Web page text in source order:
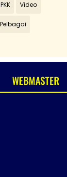
Video
Pelbagai
WEBMASTER